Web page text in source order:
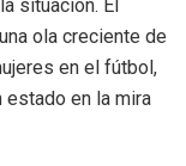
situación. El
ola creciente de
en el fútbol,
en la mira